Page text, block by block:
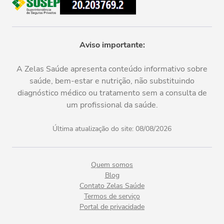
Aviso importante:
A Zelas Saúde apresenta conteúdo informativo sobre
saúde, bem-estar e nutrição, não substituindo
diagnóstico médico ou tratamento sem a consulta de
um profissional da saúde.
Última atualização do site: 08/08/2026
Quem somos
Blog
Contato Zelas Saúde
Termos de serviço
Portal de privacidade